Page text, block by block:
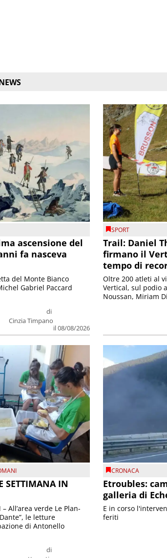
ascensione del
fa nasceva
di
Cinzia Timpano
il 08/08/2026
del Monte Bianco
Gabriel Paccard
SPORT
Trail: Daniel
firmano il
tempo di
Oltre 200 atleti al
Vertical, sul podio
Noussan, Miriam
SETTIMANA IN
di
– All’area verde Le Plan-
le letture
di Antonello
CRONACA
Etroubles:
galleria di
E in corso
feriti